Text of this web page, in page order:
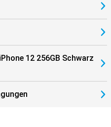
12 256GB Schwarz